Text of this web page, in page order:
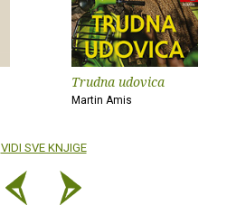
Trudna udovica
Martin Amis
VIDI SVE KNJIGE